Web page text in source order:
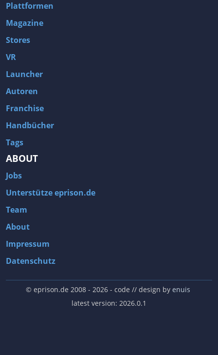
Plattformen
Magazine
Stores
VR
Launcher
Autoren
Franchise
Handbücher
Tags
ABOUT
Jobs
Unterstütze eprison.de
Team
About
Impressum
Datenschutz
© eprison.de 2008 - 2026- code // design by enuis
latest version: 2026.0.1